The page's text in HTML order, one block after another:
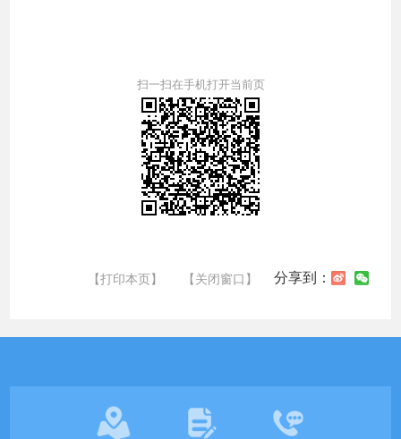
扫一扫在手机打开当前页
【打印本页】 【关闭窗口】 分享到：